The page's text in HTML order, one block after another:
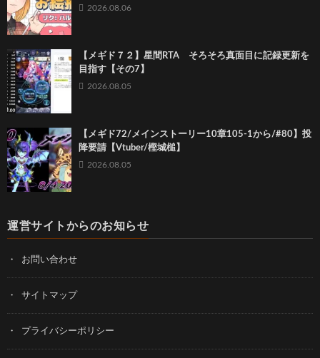
2026.08.06
【メギド７２】星間RTA そろそろ真面目に記録更新を
目指す【その7】
2026.08.05
【メギド72/メインストーリー10章105-1から/#80】投
降要請【Vtuber/樫城槌】
2026.08.05
運営サイトからのお知らせ
お問い合わせ
サイトマップ
プライバシーポリシー